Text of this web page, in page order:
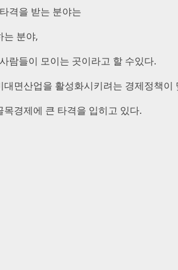
격을 받는 분야는
는 분야,
람들이 모이는 곳이라고 할 수있다.
대면산업을 활성화시키려는 경제정책이
경제에 큰 타격을 입히고 있다.